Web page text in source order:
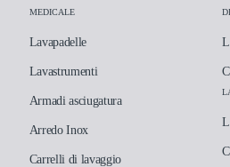
MEDICALE
Lavapadelle
Lavastrumenti
Armadi asciugatura
Arredo Inox
Carrelli di lavaggio